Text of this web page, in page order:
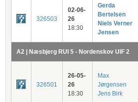
326503
02-06-
26
18:30
Gerda
Bertelsen
Niels Verner
Jensen
A2 | Næsbjerg RUI 5 - Nordenskov UIF 2
326501
26-05-
26
18:30
Max
Jørgensen
Jens Birk